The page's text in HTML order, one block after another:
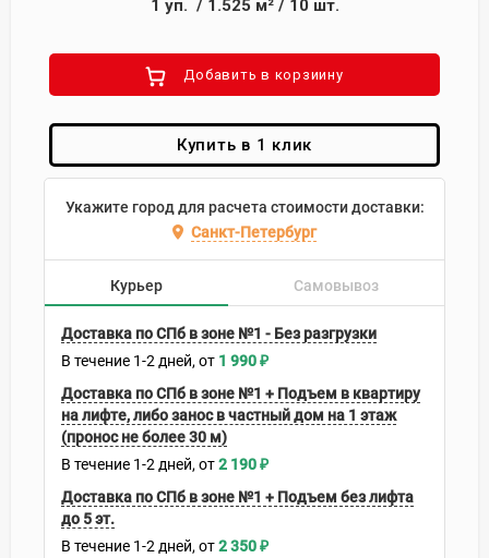
1 уп. / 1.525 м²/ 10 шт.
Добавить в корзиину
Купить в 1 клик
Укажите город для расчета стоимости доставки:
Санкт-Петербург
Курьер Самовывоз
Доставка по СПб в зоне №1 - Без разгрузки
В течение 1-2 дней 1 990₽
Доставка по СПб в зоне №1 + Подъем в квартиру
на лифте, либо занос в частный дом на 1 этаж
(пронос не более 30 м)
В течение 1-2 дней 2 190₽
Доставка по СПб в зоне №1 + Подъем без лифта
до 5 эт.
В течение 1-2 дней 2 350₽